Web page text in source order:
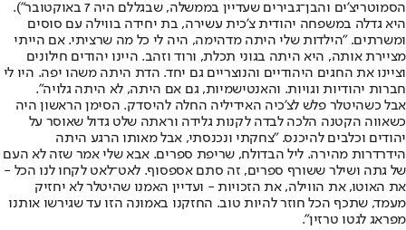
הסמוטריצ'ים והבן־גבירים שעדיין בממשלה, שבגללם היה 7 באוקטובר").
היא גדלה במשפחה יהודית צ'כית עשירה, בת יחידה בווילה עם סוסים
ומשרתים. "הילדות שלי היתה מדהימה, היה לי כל מה שרציתי. אם הייתי
מציירת אותה, היא היתה בגוני תכלת, ורוד וזהב. היינו יהודים חילונים
וציינו את החגים היהודיים והנוצריים גם יחד. הדת היתה משהו יפה. היו לי
חברות יהודיות וגויות. והאנטישמיות, גם אם היתה, לא היתה גלויה".
אבל כשהיטלר פלש לצ'כיה האידיליה החלה להיסדק. הסימן הראשון היה
כשאווה הקטנה הלכה לבדה לקנות גלידה וראתה שלט גדול שאוסר על
יהודים וכלבים להיכנס. "צחקתי ונכנסתי, אבל מאותו הרגע היתה
הידרדרות מהירה. ליל הבדולח, שריפת ספרים. אבא שלי אמר שזה לא העם
של גתה ושילר ששורף ספרים, זה סתם אספסוף. לאט־לאט לקחו לנו הכל -
את האוטו, את הווילה, את הזכויות - ועדיין האמנו שהיטלר לא יחזיק
מעמד, שתכף הכל חוזר להיות טוב. החזקנו באמונה הזו עד שגירשו אותנו
מפראג לגטו טרזין".